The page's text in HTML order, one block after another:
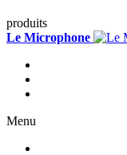
produits
Le Microphone
Menu